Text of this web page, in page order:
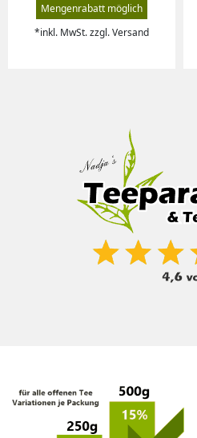
Mengenrabatt möglich
*inkl. MwSt. zzgl. Versand